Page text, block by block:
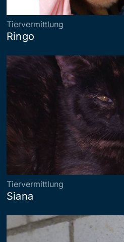
Tiervermittlung
Ringo
Tiervermittlung
Siana